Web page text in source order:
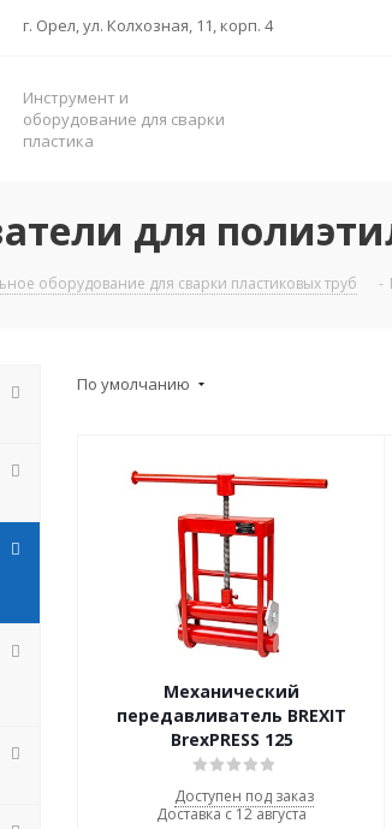
г. Орел, ул. Колхозная, 11, корп. 4
Инструмент и
оборудование для сварки
пластика
для
оборудование для сварки пластиковых труб -
По умолчанию
Механический
передавливатель BREXIT
BrexPRESS 125
Доступен под заказ
Доставка с 12 августа